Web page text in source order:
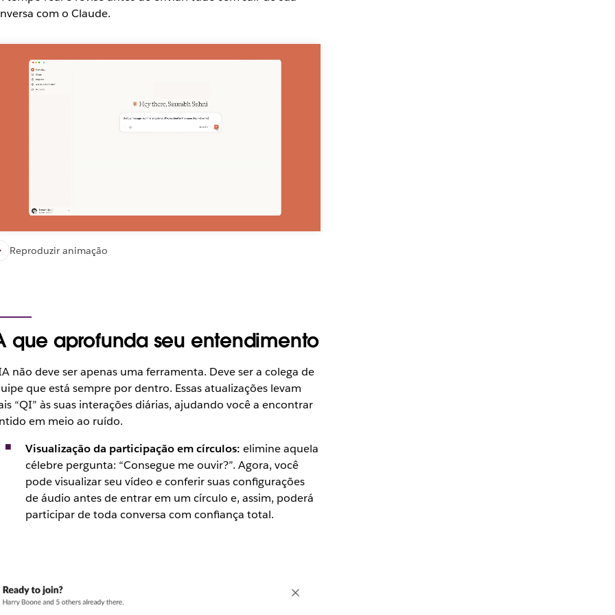
com o Claude.
Reproduzir animação
que aprofunda seu entendimento
não deve ser apenas uma ferramenta. Deve ser a colega de
que está sempre por dentro. Essas atualizações levam
“QI” às suas interações diárias, ajudando você a encontrar
em meio ao ruído.
Visualização da participação em círculos: elimine aquela
célebre pergunta: “Consegue me ouvir?”. Agora, você
pode visualizar seu vídeo e conferir suas configurações
de áudio antes de entrar em um círculo e, assim, poderá
participar de toda conversa com confiança total.